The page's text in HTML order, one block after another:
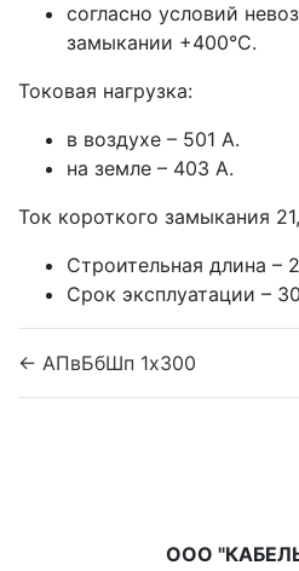
согласно условий
замыкании +400°С.
Токовая нагрузка:
в воздухе – 501 А.
на земле – 403 А.
Ток короткого замыкания
Строительная длина –
Срок эксплуатации –
← АПвБбШп 1x300
ООО